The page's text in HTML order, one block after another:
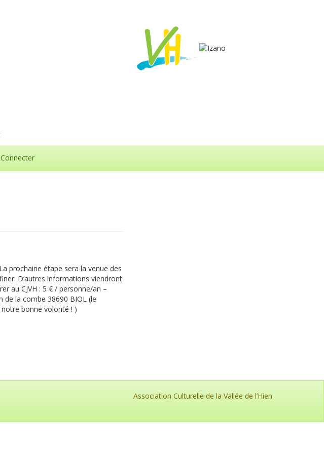
prochaine étape sera la venue des
D’autres informations viendront
au CJVH : 5 € / personne/an –
de la combe 38690 BIOL (le
bonne volonté ! )
Association Culturelle de la Vallée de l’Hien